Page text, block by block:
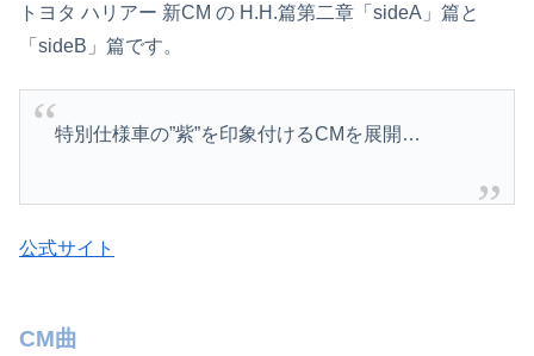
トヨタ ハリアー 新CM の H.H.篇第二章「sideA」篇と
「sideB」篇です。
特別仕様車の”紫”を印象付けるCMを展開…
公式サイト
CM曲